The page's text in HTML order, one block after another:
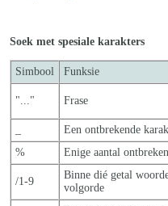
Soek met spesiale karakters
Simbool Funksie
"..." Frase
Een ontbrekende
%
Enige aantal
/1-9
Binne dié getal
volgorde